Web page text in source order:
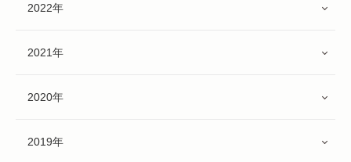
2022年
2021年
2020年
2019年